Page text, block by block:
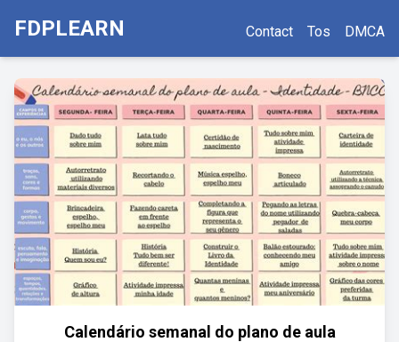
FDPLEARN Contact Tos DMCA
Calendário semanal do plano de aula